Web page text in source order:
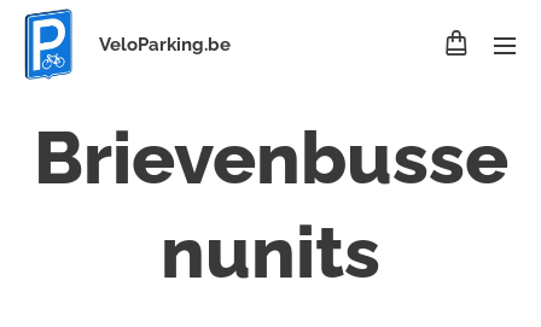
VeloParking.be
Brievenbusse
nunits